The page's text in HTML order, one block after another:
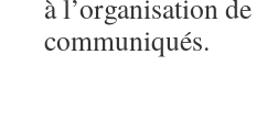
à l’organisation
communiqués.